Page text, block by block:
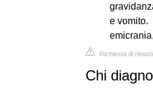
e vomito.
Richiesta di
Chi